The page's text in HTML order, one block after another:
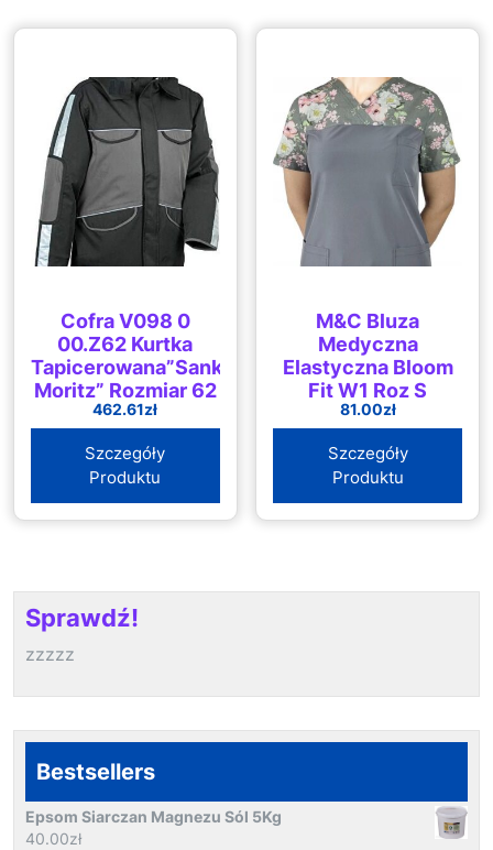
Cofra V098 0
00.Z62 Kurtka
Tapicerowana”Sankt
Moritz” Rozmiar 62
Czarna/Antracyt
462.61zł
Szczegóły
Produktu
M&C Bluza
Medyczna
Elastyczna Bloom
Fit W1 Roz S
81.00zł
Szczegóły
Produktu
Sprawdź!
zzzzz
Bestsellers
Epsom Siarczan Magnezu Sól 5Kg
40.00zł